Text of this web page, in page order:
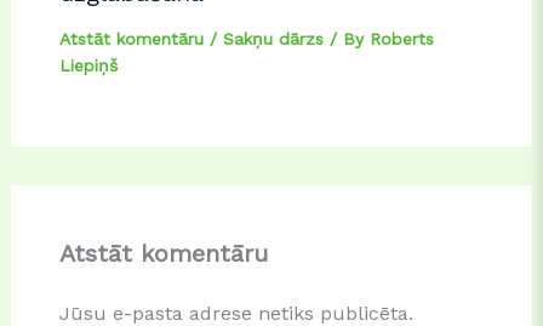
Atstāt komentāru / Sakņu dārzs/ By Roberts
Liepiņš
Atstāt komentāru
Jūsu e-pasta adrese netiks publicēta.